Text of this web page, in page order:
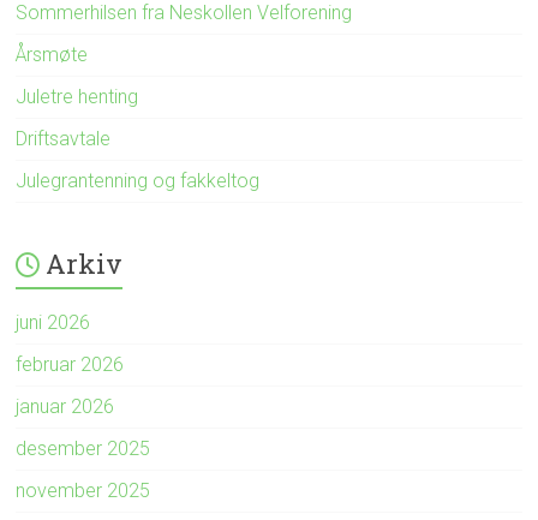
Sommerhilsen fra Neskollen Velforening
Årsmøte
Juletre henting
Driftsavtale
Julegrantenning og fakkeltog
Arkiv
juni 2026
februar 2026
januar 2026
desember 2025
november 2025